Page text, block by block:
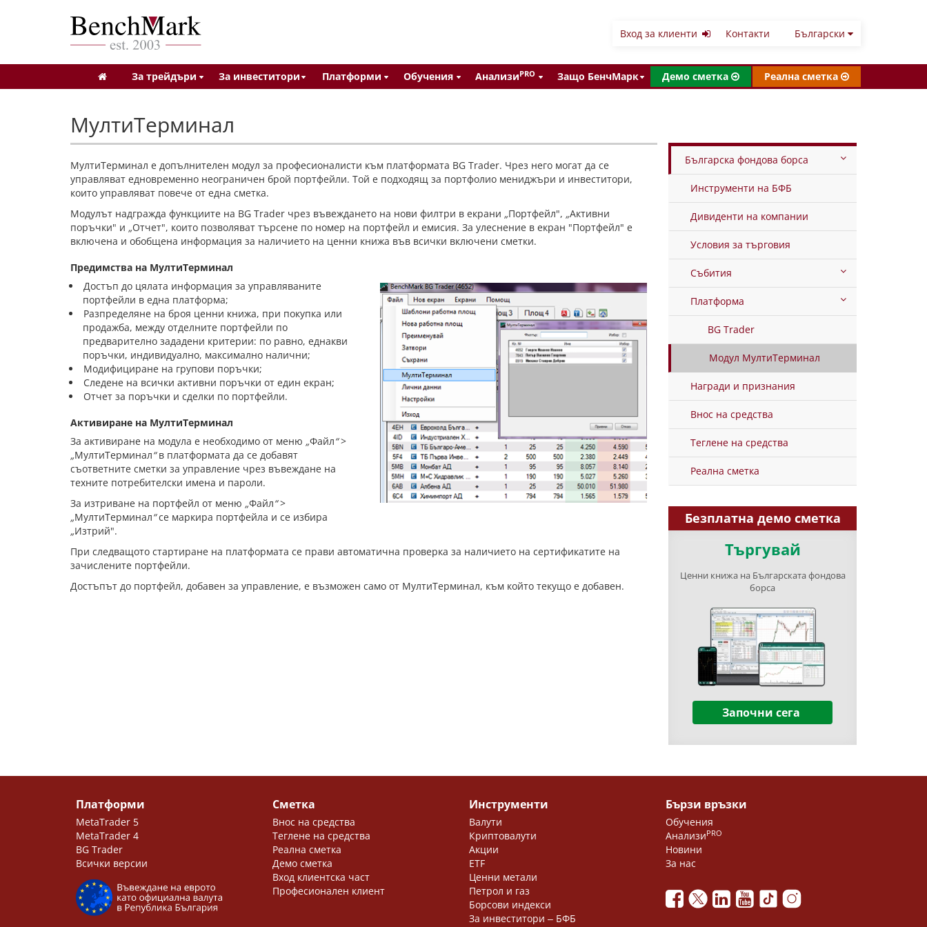
Вход за клиенти Контакти Български
За трейдъри За инвеститори Платформи Обучения АнализиPRO Защо БенчМарк Демо сметка Реална сметка
МултиТерминал
МултиТерминал е допълнителен модул за професионалисти към платформата BG Trader. Чрез него могат да се
управляват едновременно неограничен брой портфейли. Той е подходящ за портфолио мениджъри и инвеститори,
които управляват повече от една сметка.
Модулът надгражда функциите на BG Trader чрез въвеждането на нови филтри в екрани „Портфейл", „Активни
поръчки" и „Отчет", които позволяват търсене по номер на портфейл и емисия. За улеснение в екран "Портфейл" е
включена и обобщена информация за наличието на ценни книжа във всички включени сметки.
Предимства на МултиТерминал
Достъп до цялата информация за управляваните
портфейли в една платформа;
Разпределяне на броя ценни книжа, при покупка или
продажба, между отделните портфейли по
предварително зададени критерии: по равно, еднакви
поръчки, индивидуално, максимално налични;
Модифициране на групови поръчки;
Следене на всички активни поръчки от един екран;
Отчет за поръчки и сделки по портфейли.
Активиране на МултиТерминал
За активиране на модула е необходимо от меню „Файл“>
„МултиТерминал“в платформата да се добавят
съответните сметки за управление чрез въвеждане на
техните потребителски имена и пароли.
За изтриване на портфейл от меню „Файл“>
„МултиТерминал“се маркира портфейла и се избира
„Изтрий".
При следващото стартиране на платформата се прави автоматична проверка за наличието на сертификатите на
зачислените портфейли.
Достъпът до портфейл, добавен за управление, е възможен само от МултиТерминал, към който текущо е добавен.
Българска фондова борса
Инструменти на БФБ
Дивиденти на компании
Условия за търговия
Събития
Платформа
BG Trader
Модул МултиТерминал
Награди и признания
Внос на средства
Теглене на средства
Реална сметка
Безплатна демо сметка
Търгувай
Ценни книжа на Българската фондова
борса
Започни сега
Платформи
MetaTrader 5
MetaTrader 4
BG Trader
Всички версии
Сметка
Внос на средства
Теглене на средства
Реална сметка
Демо сметка
Вход клиентска част
Професионален клиент
Инструменти
Валути
Криптовалути
Акции
ETF
Ценни метали
Петрол и газ
Борсови индекси
За инвеститори ‒ БФБ
Бързи връзки
Обучения
АнализиPRO
Новини
За нас